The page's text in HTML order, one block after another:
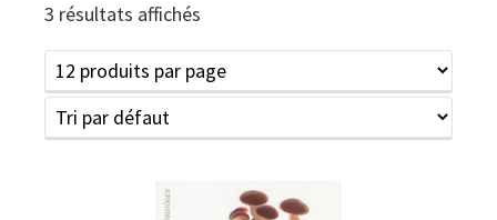
3 résultats affichés